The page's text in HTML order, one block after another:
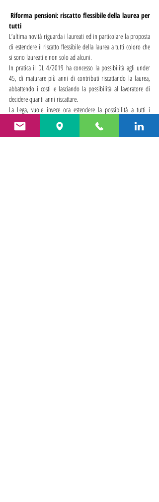
Riforma pensioni: riscatto flessibile della laurea per
tutti
L’ultima novità riguarda i laureati ed in particolare la proposta
di estendere il riscatto flessibile della laurea a tutti coloro che
si sono laureati e non solo ad alcuni.
In pratica il DL 4/2019 ha concesso la possibilità agli under
45, di maturare più anni di contributi riscattando la laurea,
abbattendo i costi e lasciando la possibilità al lavoratore di
decidere quanti anni riscattare.
La Lega, vuole invece ora estendere la possibilità a tutti i
laureati di poter beneficiare del riscatto flessibile della laurea,
senza tenere conto dell’età anagrafica.